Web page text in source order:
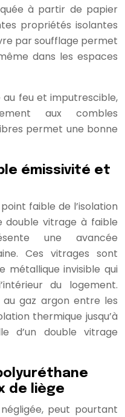
à partir de papier
propriétés isolantes
par soufflage permet
dans les espaces
au feu et imputrescible,
aux combles
permet une bonne
émissivité et
faible de l’isolation
double vitrage à faible
une avancée
Ces vitrages sont
métallique invisible qui
du logement.
gaz argon entre les
thermique jusqu’à
d’un double vitrage
de liège
négligée, peut pourtant